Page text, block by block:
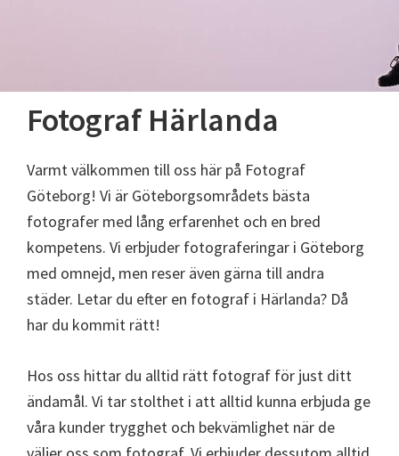
Fotograf Härlanda
Varmt välkommen till oss här på Fotograf
Göteborg! Vi är Göteborgsområdets bästa
fotografer med lång erfarenhet och en bred
kompetens. Vi erbjuder fotograferingar i Göteborg
med omnejd, men reser även gärna till andra
städer. Letar du efter en fotograf i Härlanda? Då
har du kommit rätt!
Hos oss hittar du alltid rätt fotograf för just ditt
ändamål. Vi tar stolthet i att alltid kunna erbjuda ge
våra kunder trygghet och bekvämlighet när de